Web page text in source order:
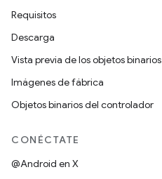
Requisitos
Descarga
Vista previa de los objetos binarios
Imágenes de fábrica
Objetos binarios del controlador
CONÉCTATE
@Android en X